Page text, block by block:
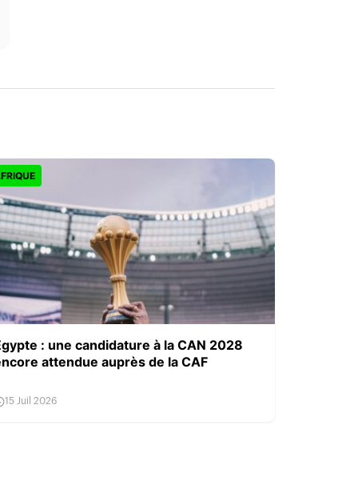
: une candidature à la CAN 2028
attendue auprès de la CAF
15 Juil 2026